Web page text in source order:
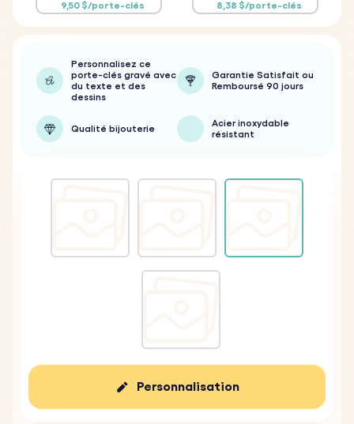
9,50 $/porte-clés 8,38 $/porte-clés
Personnalisez ce
porte-clés gravé avec
du texte et des
dessins
Garantie Satisfait ou
Remboursé 90 jours
Qualité bijouterie
Acier inoxydable
résistant
Personnalisation